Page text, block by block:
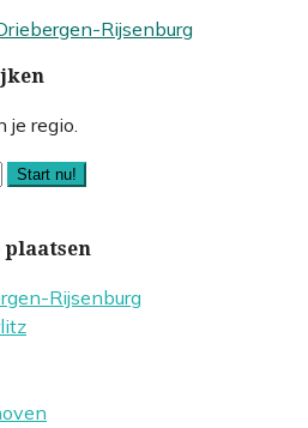
Rijsenburg
je regio.
Start nu!
plaatsen
Rijsenburg